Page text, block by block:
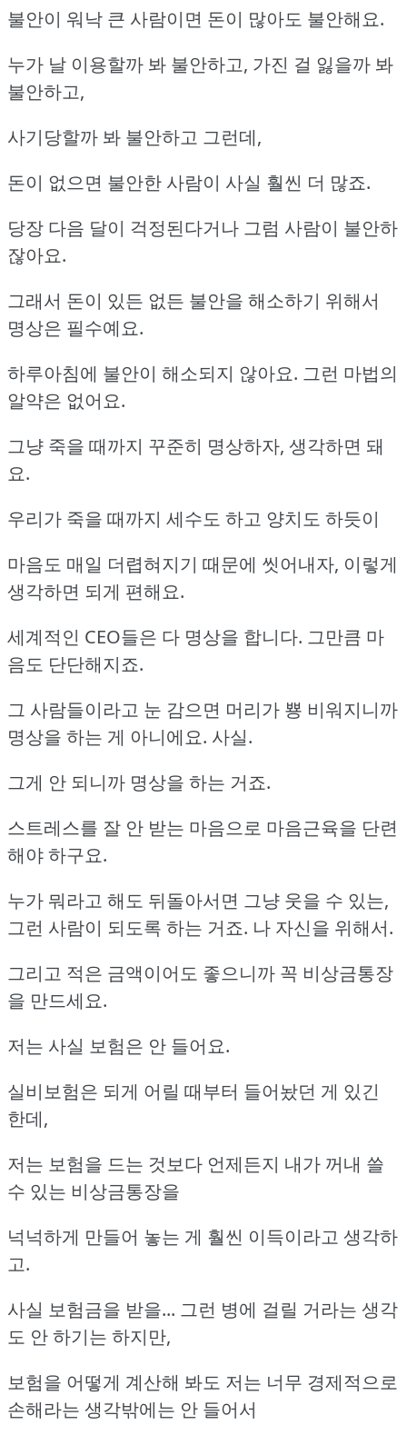
불안이 워낙 큰 사람이면 돈이 많아도 불안해요.
누가 날 이용할까 봐 불안하고, 가진 걸 잃을까 봐
불안하고,
사기당할까 봐 불안하고 그런데,
돈이 없으면 불안한 사람이 사실 훨씬 더 많죠.
당장 다음 달이 걱정된다거나 그럼 사람이 불안하
잖아요.
그래서 돈이 있든 없든 불안을 해소하기 위해서
명상은 필수예요.
하루아침에 불안이 해소되지 않아요. 그런 마법의
알약은 없어요.
그냥 죽을 때까지 꾸준히 명상하자, 생각하면 돼
요.
우리가 죽을 때까지 세수도 하고 양치도 하듯이
마음도 매일 더렵혀지기 때문에 씻어내자, 이렇게
생각하면 되게 편해요.
세계적인 CEO들은 다 명상을 합니다. 그만큼 마
음도 단단해지죠.
그 사람들이라고 눈 감으면 머리가 뿅 비워지니까
명상을 하는 게 아니에요. 사실.
그게 안 되니까 명상을 하는 거죠.
스트레스를 잘 안 받는 마음으로 마음근육을 단련
해야 하구요.
누가 뭐라고 해도 뒤돌아서면 그냥 웃을 수 있는,
그런 사람이 되도록 하는 거죠. 나 자신을 위해서.
그리고 적은 금액이어도 좋으니까 꼭 비상금통장
을 만드세요.
저는 사실 보험은 안 들어요.
실비보험은 되게 어릴 때부터 들어놨던 게 있긴
한데,
저는 보험을 드는 것보다 언제든지 내가 꺼내 쓸
수 있는 비상금통장을
넉넉하게 만들어 놓는 게 훨씬 이득이라고 생각하
고.
사실 보험금을 받을... 그런 병에 걸릴 거라는 생각
도 안 하기는 하지만,
보험을 어떻게 계산해 봐도 저는 너무 경제적으로
손해라는 생각밖에는 안 들어서